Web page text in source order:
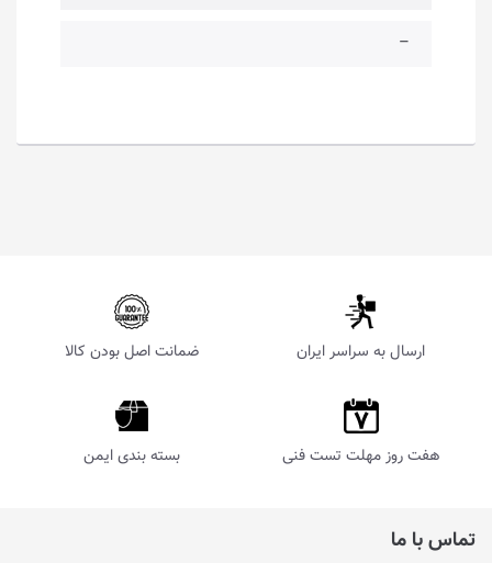
–
ارسال به سراسر ایران ضمانت اصل بودن کالا
هفت روز مهلت تست فنی بسته بندی ایمن
تماس با ما